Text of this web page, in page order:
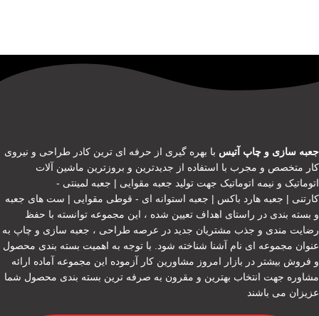
جعبه سازی و چاپ آتیس با بهره گیری از حرفه ای ترین کادر طراحی و نیروی
کار متخصص و مجرب با استفاده از جدیدترین و بروزترین ماشین آلات
اتوماتیک و نیمه اتوماتیک جهت تولید جعبه مقوایی | جعبه لمینتی -
کارتنی | جعبه هارد باکس | جعبه استوانه ای - قوطی مقوایی | ست های جعبه
و بسته بندی در راستای اهداف تعیین شده ، این مجموعه توانسته با حفظ
رضایت مندی و جذب مشتریان جدید در عرصه طراحی ، جعبه سازی و چاپ به
عنوان مجموعه ای نام آشنا شناخته شود. با توجه به اهمیت بسته بندی محصول
و فروش بیشتر در بازار امروز مشاورین کار آزموده این مجموعه آماده ارائه
مشاوره جهت انتخاب بهترین و مقرون به صرفه ترین بسته بندی محصول شما
عزیزان می باشند